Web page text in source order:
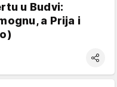
u Budvi:
a Prija i